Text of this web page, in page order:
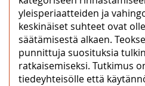
yleisperiaatteiden ja
keskinäiset suhteet ovat
säätämisestä alkaen.
punnittuja suosituksia
ratkaisemiseksi. Tutkimus
tiedeyhteisölle että